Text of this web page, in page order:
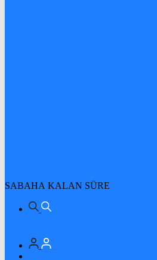
SABAHA KALAN SÜRE